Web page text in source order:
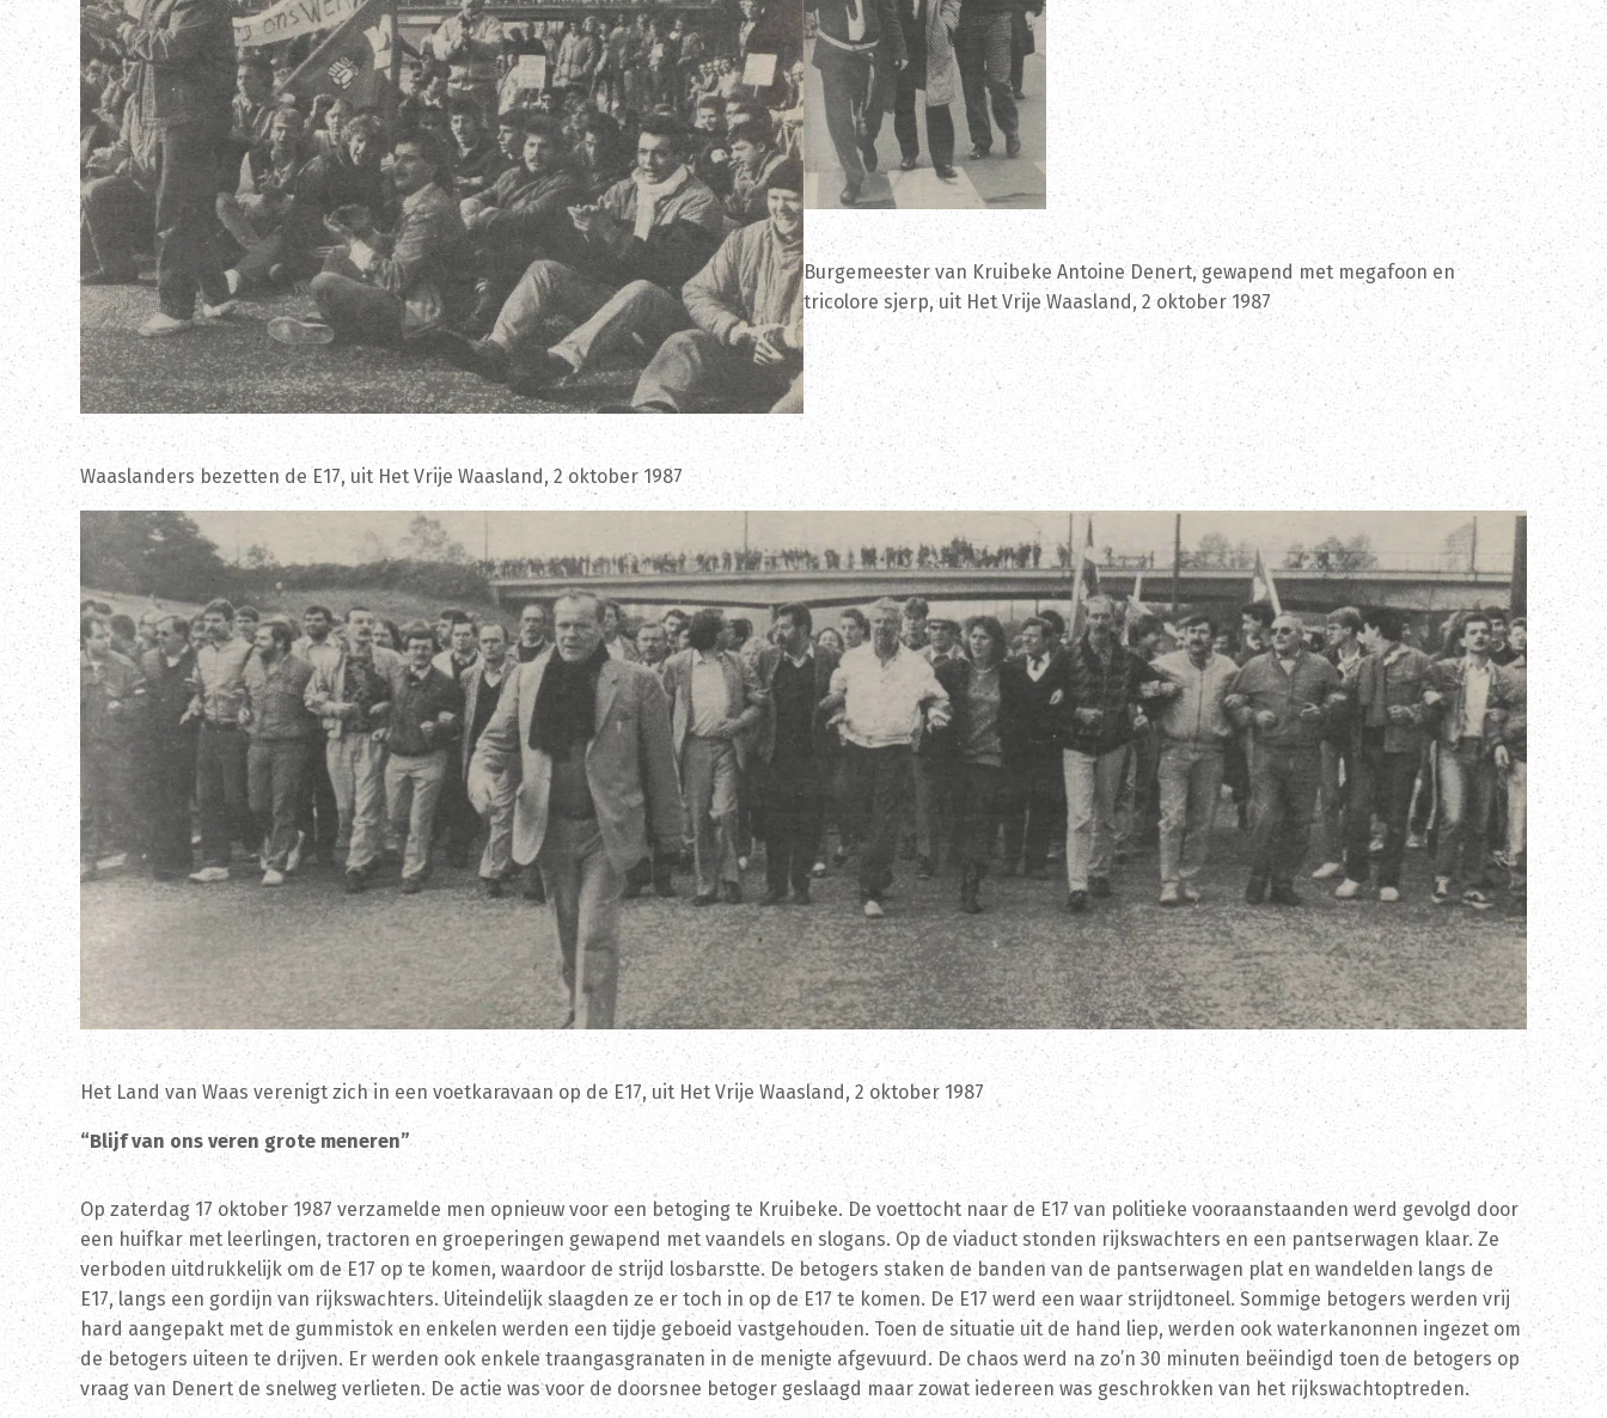
Waaslanders bezetten de E17, uit Het Vrije Waasland, 2 oktober 1987
Burgemeester van Kruibeke Antoine Denert, gewapend met megafoon en
tricolore sjerp, uit Het Vrije Waasland, 2 oktober 1987
Het Land van Waas verenigt zich in een voetkaravaan op de E17, uit Het Vrije Waasland, 2 oktober 1987
“Blijf van ons veren grote meneren”
Op zaterdag 17 oktober 1987 verzamelde men opnieuw voor een betoging te Kruibeke. De voettocht naar de E17 van politieke vooraanstaanden werd gevolgd door
een huifkar met leerlingen, tractoren en groeperingen gewapend met vaandels en slogans. Op de viaduct stonden rijkswachters en een pantserwagen klaar. Ze
verboden uitdrukkelijk om de E17 op te komen, waardoor de strijd losbarstte. De betogers staken de banden van de pantserwagen plat en wandelden langs de
E17, langs een gordijn van rijkswachters. Uiteindelijk slaagden ze er toch in op de E17 te komen. De E17 werd een waar strijdtoneel. Sommige betogers werden vrij
hard aangepakt met de gummistok en enkelen werden een tijdje geboeid vastgehouden. Toen de situatie uit de hand liep, werden ook waterkanonnen ingezet om
de betogers uiteen te drijven. Er werden ook enkele traangasgranaten in de menigte afgevuurd. De chaos werd na zo’n 30 minuten beëindigd toen de betogers op
vraag van Denert de snelweg verlieten. De actie was voor de doorsnee betoger geslaagd maar zowat iedereen was geschrokken van het rijkswachtoptreden.